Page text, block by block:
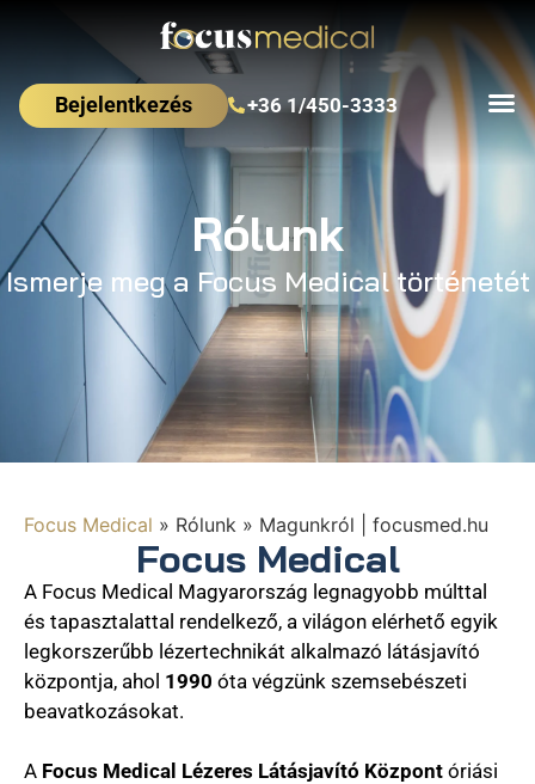
Bejelentkezés +36 1/450-3333
Rólunk
Ismerje meg a Focus Medical történetét
Focus Medical » Rólunk » Magunkról | focusmed.hu
Focus Medical
A Focus Medical Magyarország legnagyobb múlttal
és tapasztalattal rendelkező, a világon elérhető egyik
legkorszerűbb lézertechnikát alkalmazó látásjavító
központja, ahol 1990 óta végzünk szemsebészeti
beavatkozásokat.
A Focus Medical Lézeres Látásjavító Központ óriási